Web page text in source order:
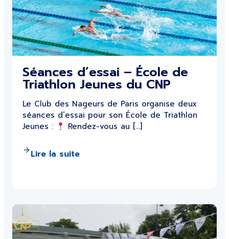
Séances d’essai – École de
Triathlon Jeunes du CNP
Le Club des Nageurs de Paris organise deux
séances d’essai pour son École de Triathlon
Jeunes :
Rendez-vous au […]
Lire la suite